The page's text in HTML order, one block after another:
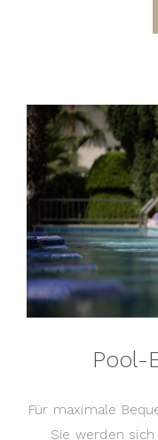
Pool-
Für maximale
Sie werden